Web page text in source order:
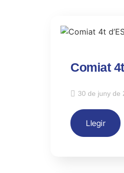
Comiat
30 de juny de
Llegir